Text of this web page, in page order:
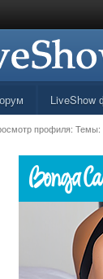
LiveShow
профиля: Темы: